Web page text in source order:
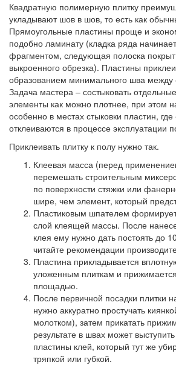
Квадратную полимерную плитку
укладывают шов в шов, то есть как
Прямоугольные пластины проще и
подобно ламинату (кладка ряда
фрагментом, следующая полоска
выкроенного обрезка). Пластины
образованием минимального шва между
Задача мастера – состыковать
элементы как можно плотнее, при этом
особенно в местах стыковки пластин,
отклеиваются в процессе эксплуатации
Приклеивать плитку к полу нужно так.
Клеевая масса (перед
перемешать строительным
по поверхности стяжки или
шире, чем элемент, который
Пластиковым шпателем
слой клеящей массы. После
клея ему нужно дать постоять до
читайте рекомендации
Пластина прикладывается
уложенным плиткам и
площадью.
После первичной посадки плитки
нужно аккуратно простучать
молотком), затем прикатать
результате в швах может
пластины клей, который тут же
тряпкой или губкой.